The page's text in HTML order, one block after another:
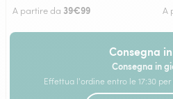
A partire da 39€99 A
Consegna
Consegna in
Effettua l'ordine entro le 17:30